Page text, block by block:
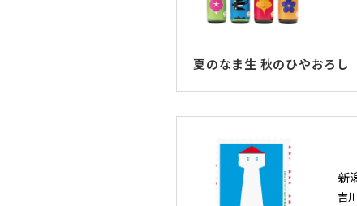
夏のなま生 秋のひやおろし
新
吉